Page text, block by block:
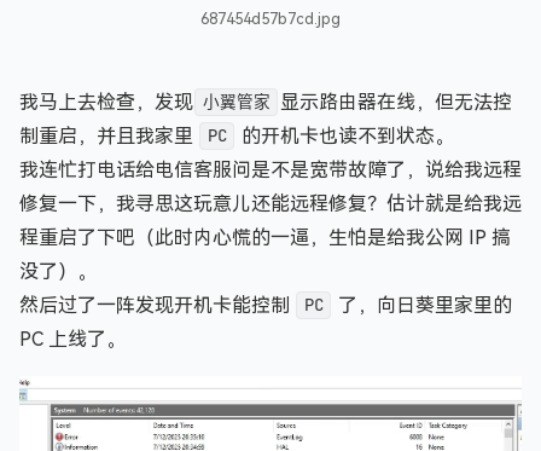
687454d57b7cd.jpg
我马上去检查，发现 小翼管家 显示路由器在线，但无法控
制重启，并且我家里
PC
的开机卡也读不到状态。
我连忙打电话给电信客服问是不是宽带故障了，说给我远程
修复一下，我寻思这玩意儿还能远程修复？估计就是给我远
程重启了下吧（此时内心慌的一逼，生怕是给我公网 IP 搞
没了）。
然后过了一阵发现开机卡能控制
PC
了，向日葵里家里的
PC 上线了。